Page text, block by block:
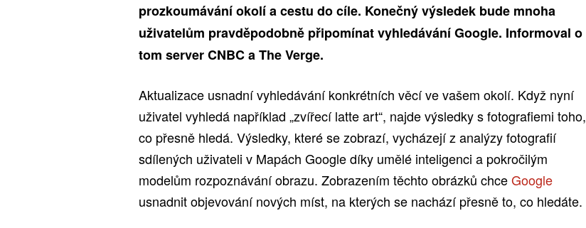
prozkoumávání okolí a cestu do cíle. Konečný výsledek bude mnoha
uživatelům pravděpodobně připomínat vyhledávání Google. Informoval o
tom server CNBC a The Verge.
Aktualizace usnadní vyhledávání konkrétních věcí ve vašem okolí. Když nyní
uživatel vyhledá například „zvířecí latte art“, najde výsledky s fotografiemi toho,
co přesně hledá. Výsledky, které se zobrazí, vycházejí z analýzy fotografií
sdílených uživateli v Mapách Google díky umělé inteligenci a pokročilým
modelům rozpoznávání obrazu. Zobrazením těchto obrázků chceGoogle
usnadnit objevování nových míst, na kterých se nachází přesně to, co hledáte.